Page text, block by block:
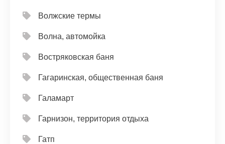
Волжские термы
Волна, автомойка
Востряковская баня
Гагаринская, общественная баня
Галамарт
Гарнизон, территория отдыха
Гатп